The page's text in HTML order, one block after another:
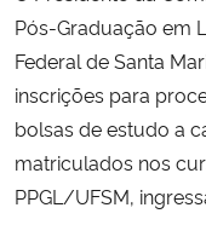
Ministério do Meio Ambiente
Ministério do Turismo
Ministério do
Pós-Graduação em
Federal de Santa
inscrições para
bolsas de estudo a
matriculados nos
PPGL/UFSM,